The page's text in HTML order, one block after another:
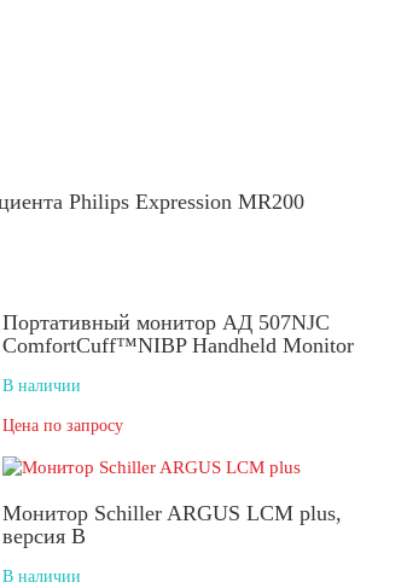
Philips Expression MR200
Портативный монитор АД 507NJC
ComfortCuff™NIBP Handheld Monitor
В наличии
Цена по запросу
Монитор Schiller ARGUS LCM plus,
версия B
В наличии